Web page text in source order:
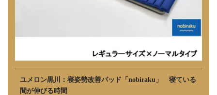
ユメロン黒川：寝姿勢改善パッド「nobiraku」 寝ている
間が伸びる時間